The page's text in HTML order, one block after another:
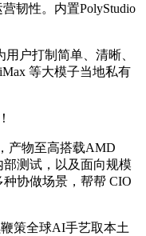
韧性。内置PolyStudio
户打制简单、清晰、
等大模子当地私有
产物至高搭载AMD
测试，以及面向规模
协做场景，帮帮 CIO
策全球AI手艺取本土